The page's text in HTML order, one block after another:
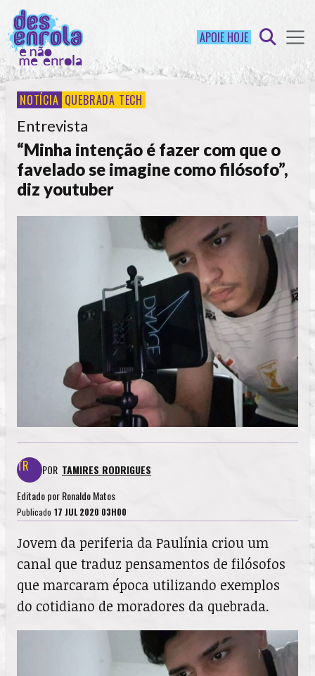
APOIE HOJE
NOTÍCIA QUEBRADA TECH
Entrevista
“Minha intenção é fazer com que o
favelado se imagine como filósofo”,
diz youtuber
POR TAMIRES RODRIGUES
Editado porRonaldo Matos
Publicado 17 JUL 2020 03H00
Jovem da periferia da Paulínia criou um
canal que traduz pensamentos de filósofos
que marcaram época utilizando exemplos
do cotidiano de moradores da quebrada.